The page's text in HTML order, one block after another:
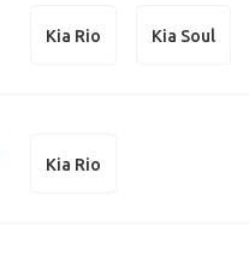
Kia Rio Kia Soul
Kia Rio